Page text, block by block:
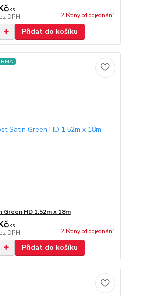
/ks
DPH 2 týdny od objednání
Přidat do košíku
HD 1.52m x 18m
/ks
DPH 2 týdny od objednání
Přidat do košíku